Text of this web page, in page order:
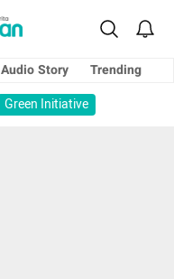
Audio Story
Trending
Green Initiative